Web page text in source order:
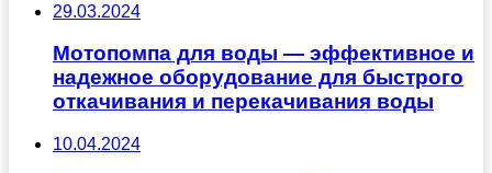
29.03.2024
Мотопомпа для воды — эффективное и
надежное оборудование для быстрого
откачивания и перекачивания воды
10.04.2024